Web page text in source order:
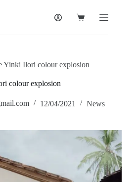
Shopping
Yinki Ilori colour explosion
colour explosion
12/04/2021 News